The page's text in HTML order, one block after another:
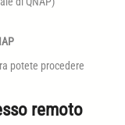
potete procedere
remoto